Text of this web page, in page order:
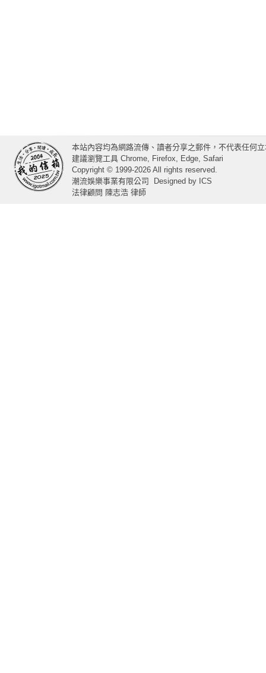
本站內容均為網路流傳、讀者分享之郵件，不代表任何
建議瀏覽工具 Chrome, Firefox, Edge, Safari
Copyright © 1999-2026 All rights reserved.
潮流娛樂事業有限公司
Designed by ICS
法律顧問 陳志浩 律師